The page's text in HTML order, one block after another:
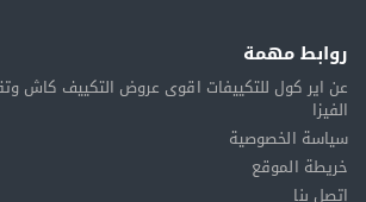
روابط مهمة
عن اير كول للتكييفات اقوى عروض التكييف كاش
الفيزا
سياسة الخصوصية
خريطة الموقع
إتصل بنا